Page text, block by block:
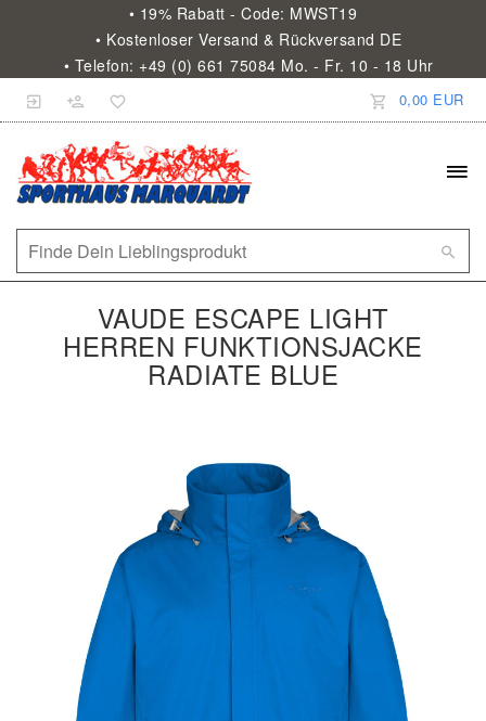
• 19% Rabatt - Code: MWST19
• Kostenloser Versand & Rückversand DE
• Telefon: +49 (0) 661 75084 Mo. - Fr. 10 - 18 Uhr
0,00 EUR
VAUDE ESCAPE LIGHT
HERREN FUNKTIONSJACKE
RADIATE BLUE